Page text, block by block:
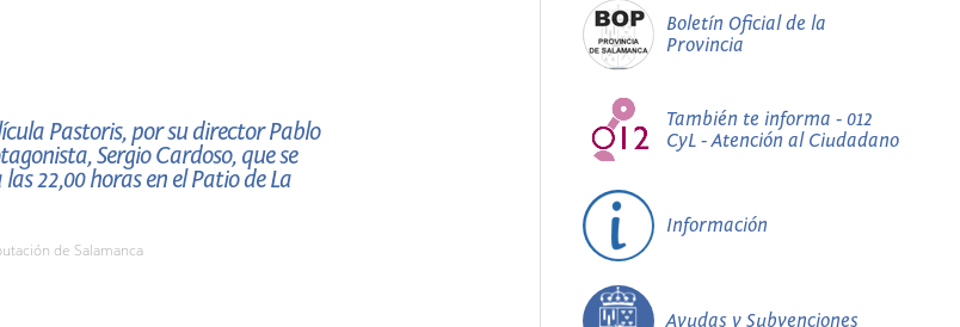
Pastoris, por su director Pablo
Sergio Cardoso, que se
22,00 horas en el Patio de La
de Salamanca
Boletín Oficial de la
Provincia
También te informa - 012
CyL - Atención al Ciudadano
Información
Ayudas y Subvenciones